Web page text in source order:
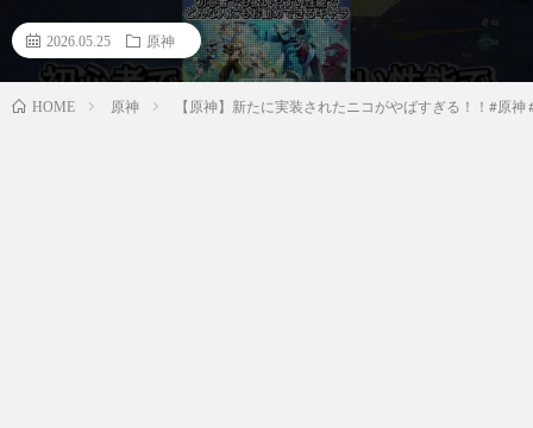
2026.05.25 原神
HOME 原神 【原神】新たに実装されたニコがやばすぎる！！#原